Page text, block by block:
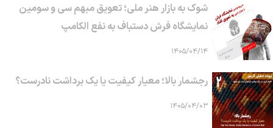
شوک به بازار هنر ملی؛ تعویق مبهم سی و سومین
نمایشگاه فرش دستباف به نفع الکامپ
۱۴۰۵/۰۴/۱۴
رجشمار بالا؛ معیار کیفیت یا یک برداشت نادرست؟
۱۴۰۵/۰۴/۰۳